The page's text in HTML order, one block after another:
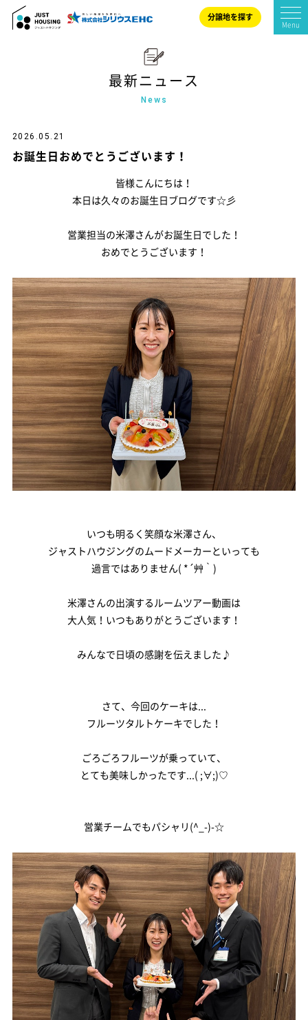
分譲地を探す
Menu
最新ニュース
News
2026.05.21
お誕生日おめでとうございます！
皆様こんにちは！
本日は久々のお誕生日ブログです☆彡
営業担当の米澤さんがお誕生日でした！
おめでとうございます！
いつも明るく笑顔な米澤さん、
ジャストハウジングのムードメーカーといっても
過言ではありません( *´艸｀)
米澤さんの出演するルームツアー動画は
大人気！いつもありがとうございます！
みんなで日頃の感謝を伝えました♪
さて、今回のケーキは...
フルーツタルトケーキでした！
ごろごろフルーツが乗っていて、
とても美味しかったです...( ;∀;)♡
営業チームでもパシャリ(^_-)-☆
商品紹介
建築実例
お客様の声
建売を探す
分譲地を探す
モデルハウス・ショールーム
新着情報
資料請求・お問い合わせ
プライバシーポリシー